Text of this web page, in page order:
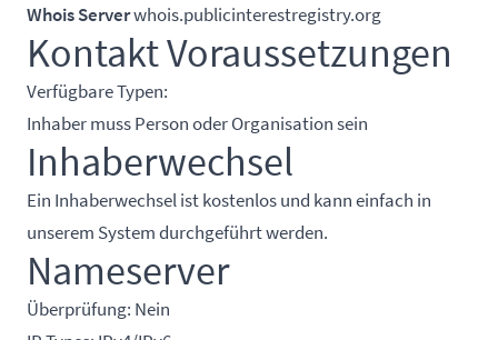
Whois Serverwhois.publicinterestregistry.org
Kontakt Voraussetzungen
Verfügbare Typen:
Inhaber muss Person oder Organisation sein
Inhaberwechsel
Ein Inhaberwechsel ist kostenlos und kann einfach in
unserem System durchgeführt werden.
Nameserver
Überprüfung: Nein